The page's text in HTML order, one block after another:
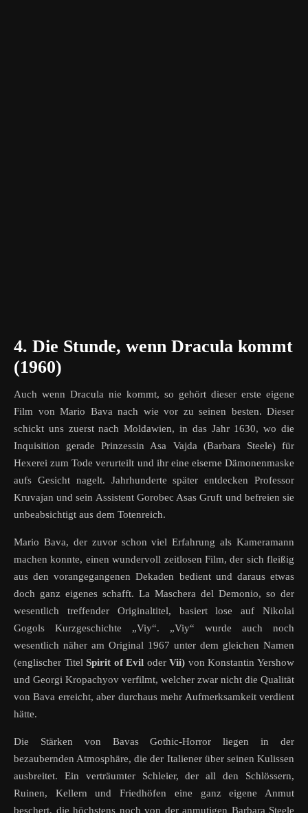
4. Die Stunde, wenn Dracula kommt
(1960)
Auch wenn Dracula nie kommt, so gehört dieser erste eigene
Film von Mario Bava nach wie vor zu seinen besten. Dieser
schickt uns zuerst nach Moldawien, in das Jahr 1630, wo die
Inquisition gerade Prinzessin Asa Vajda (Barbara Steele) für
Hexerei zum Tode verurteilt und ihr eine eiserne Dämonenmaske
aufs Gesicht nagelt. Jahrhunderte später entdecken Professor
Kruvajan und sein Assistent Gorobec Asas Gruft und befreien sie
unbeabsichtigt aus dem Totenreich.
Mario Bava, der zuvor schon viel Erfahrung als Kameramann
machen konnte, einen wundervoll zeitlosen Film, der sich fleißig
aus den vorangegangenen Dekaden bedient und daraus etwas
doch ganz eigenes schafft. La Maschera del Demonio, so der
wesentlich treffender Originaltitel, basiert lose auf Nikolai
Gogols Kurzgeschichte „Viy“. „Viy“ wurde auch noch
wesentlich näher am Original 1967 unter dem gleichen Namen
(englischer TitelSpirit of Evil oderVii) von Konstantin Yershow
und Georgi Kropachyov verfilmt, welcher zwar nicht die Qualität
von Bava erreicht, aber durchaus mehr Aufmerksamkeit verdient
hätte.
Die Stärken von Bavas Gothic-Horror liegen in der
bezaubernden Atmosphäre, die der Italiener über seinen Kulissen
ausbreitet. Ein verträumter Schleier, der all den Schlössern,
Ruinen, Kellern und Friedhöfen eine ganz eigene Anmut
beschert, die höchstens noch von der anmutigen Barbara Steele